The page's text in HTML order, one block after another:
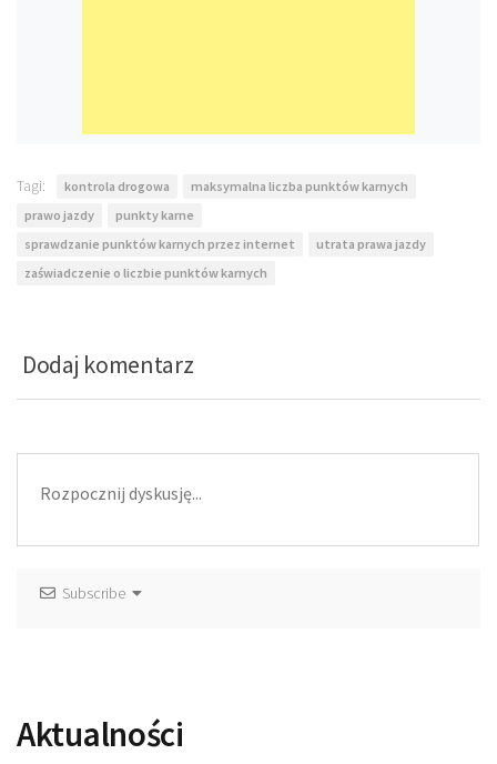
Tagi: kontrola drogowa
maksymalna liczba punktów karnych
prawo jazdy
punkty karne
sprawdzanie punktów karnych przez internet
utrata prawa jazdy
zaświadczenie o liczbie punktów karnych
Dodaj komentarz
Subscribe
Aktualności